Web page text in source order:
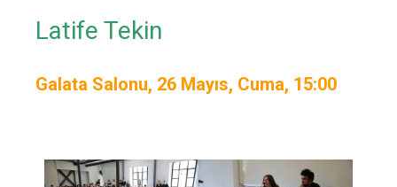
Latife Tekin
Galata Salonu, 26 Mayıs, Cuma, 15:00